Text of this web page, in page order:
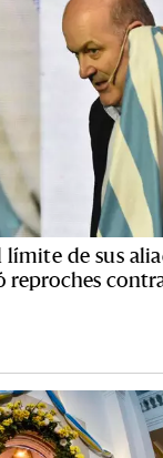
de sus
reproches